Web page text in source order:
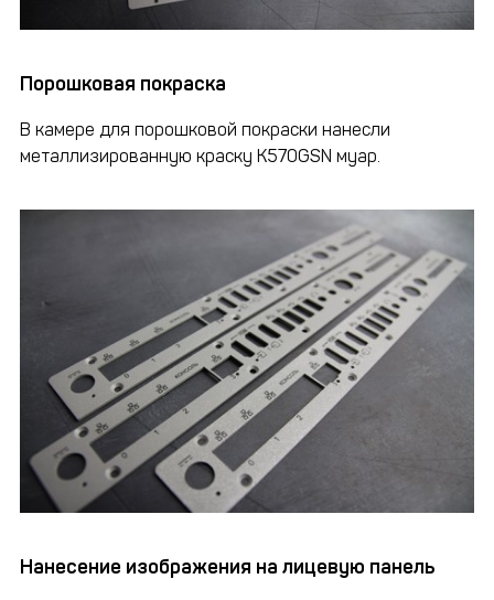
Порошковая покраска
В камере для порошковой покраски нанесли
металлизированную краску K570GSN муар.
Нанесение изображения на лицевую панель